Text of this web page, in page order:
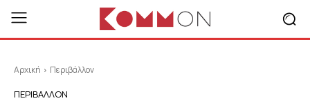
Αρχική Περιβάλλον
ΠΕΡΙΒΆΛΛΟΝ